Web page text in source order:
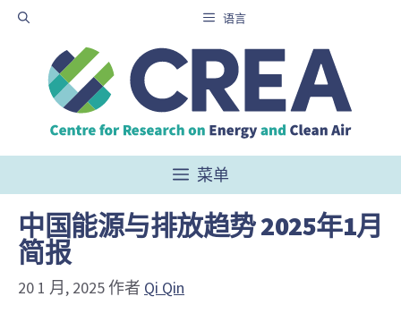
语言
菜单
中国能源与排放趋势 2025年1月
简报
20 1 月, 2025作者 Qi Qin